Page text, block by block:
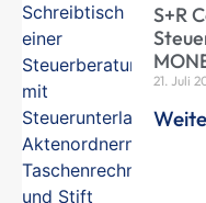
S+R
21. Juli